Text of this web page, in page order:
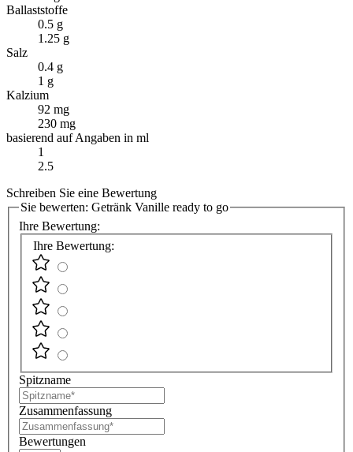
Ballaststoffe
0.5 g
1.25 g
Salz
0.4 g
1 g
Kalzium
92 mg
230 mg
basierend auf Angaben in ml
1
2.5
Schreiben Sie eine Bewertung
Sie bewerten: Getränk Vanille ready to go
Ihre Bewertung:
Ihre Bewertung:
Spitzname
Zusammenfassung
Bewertungen